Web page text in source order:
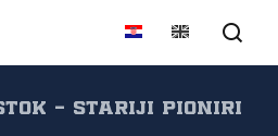
- Stariji pioniri